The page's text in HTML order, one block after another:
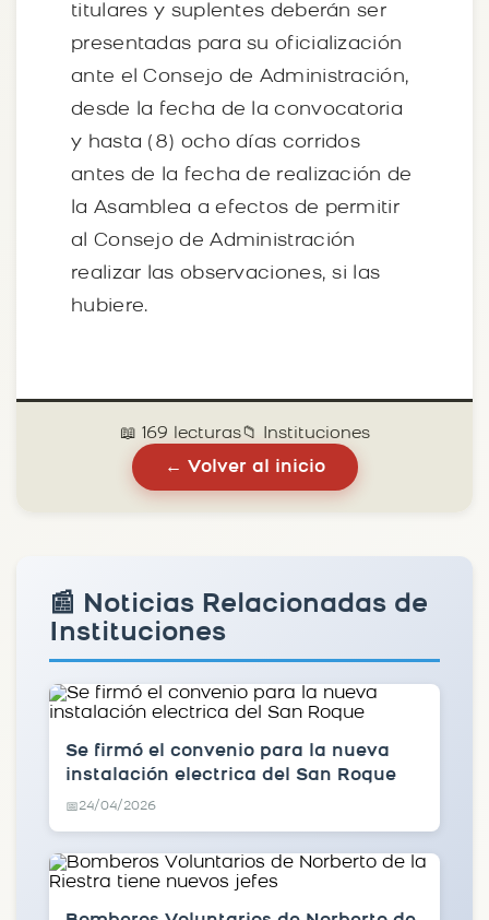
titulares y suplentes deberán ser
presentadas para su oficialización
ante el Consejo de Administración,
desde la fecha de la convocatoria
y hasta (8) ocho días corridos
antes de la fecha de realización de
la Asamblea a efectos de permitir
al Consejo de Administración
realizar las observaciones, si las
hubiere.
📖 169 lecturas📁 Instituciones
← Volver al inicio
📰 Noticias Relacionadas de
Instituciones
Se firmó el convenio para la nueva
instalación electrica del San Roque
📅24/04/2026